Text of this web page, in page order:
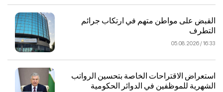
القبض على مواطن متهم في ارتكاب جرائم
التطرف
16:33 / 05.08.2026
استعراض الاقتراحات الخاصة بتحسين الرواتب
الشهرية للموظفين في الدوائر الحكومية